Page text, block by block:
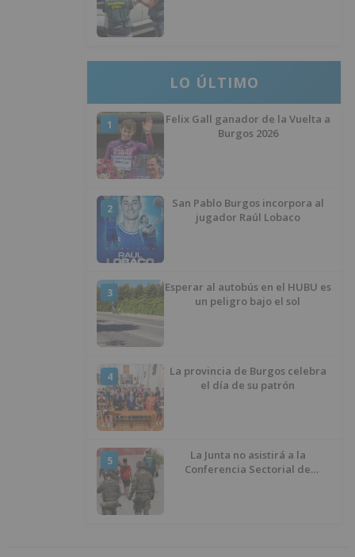
LO ÚLTIMO
1
Felix Gall ganador de la Vuelta a
Burgos 2026
2
San Pablo Burgos incorpora al
jugador Raúl Lobaco
3
Esperar al autobús en el HUBU es
un peligro bajo el sol
4
La provincia de Burgos celebra
el día de su patrón
5
La Junta no asistirá a la
Conferencia Sectorial de